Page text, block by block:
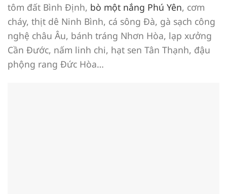
tôm đất Bình Định, bò một nắng Phú Yên, cơm
cháy, thịt dê Ninh Bình, cá sông Đà, gà sạch công
nghệ châu Âu, bánh tráng Nhơn Hòa, lạp xưởng
Cần Đước, nấm linh chi, hạt sen Tân Thạnh, đậu
phộng rang Đức Hòa…